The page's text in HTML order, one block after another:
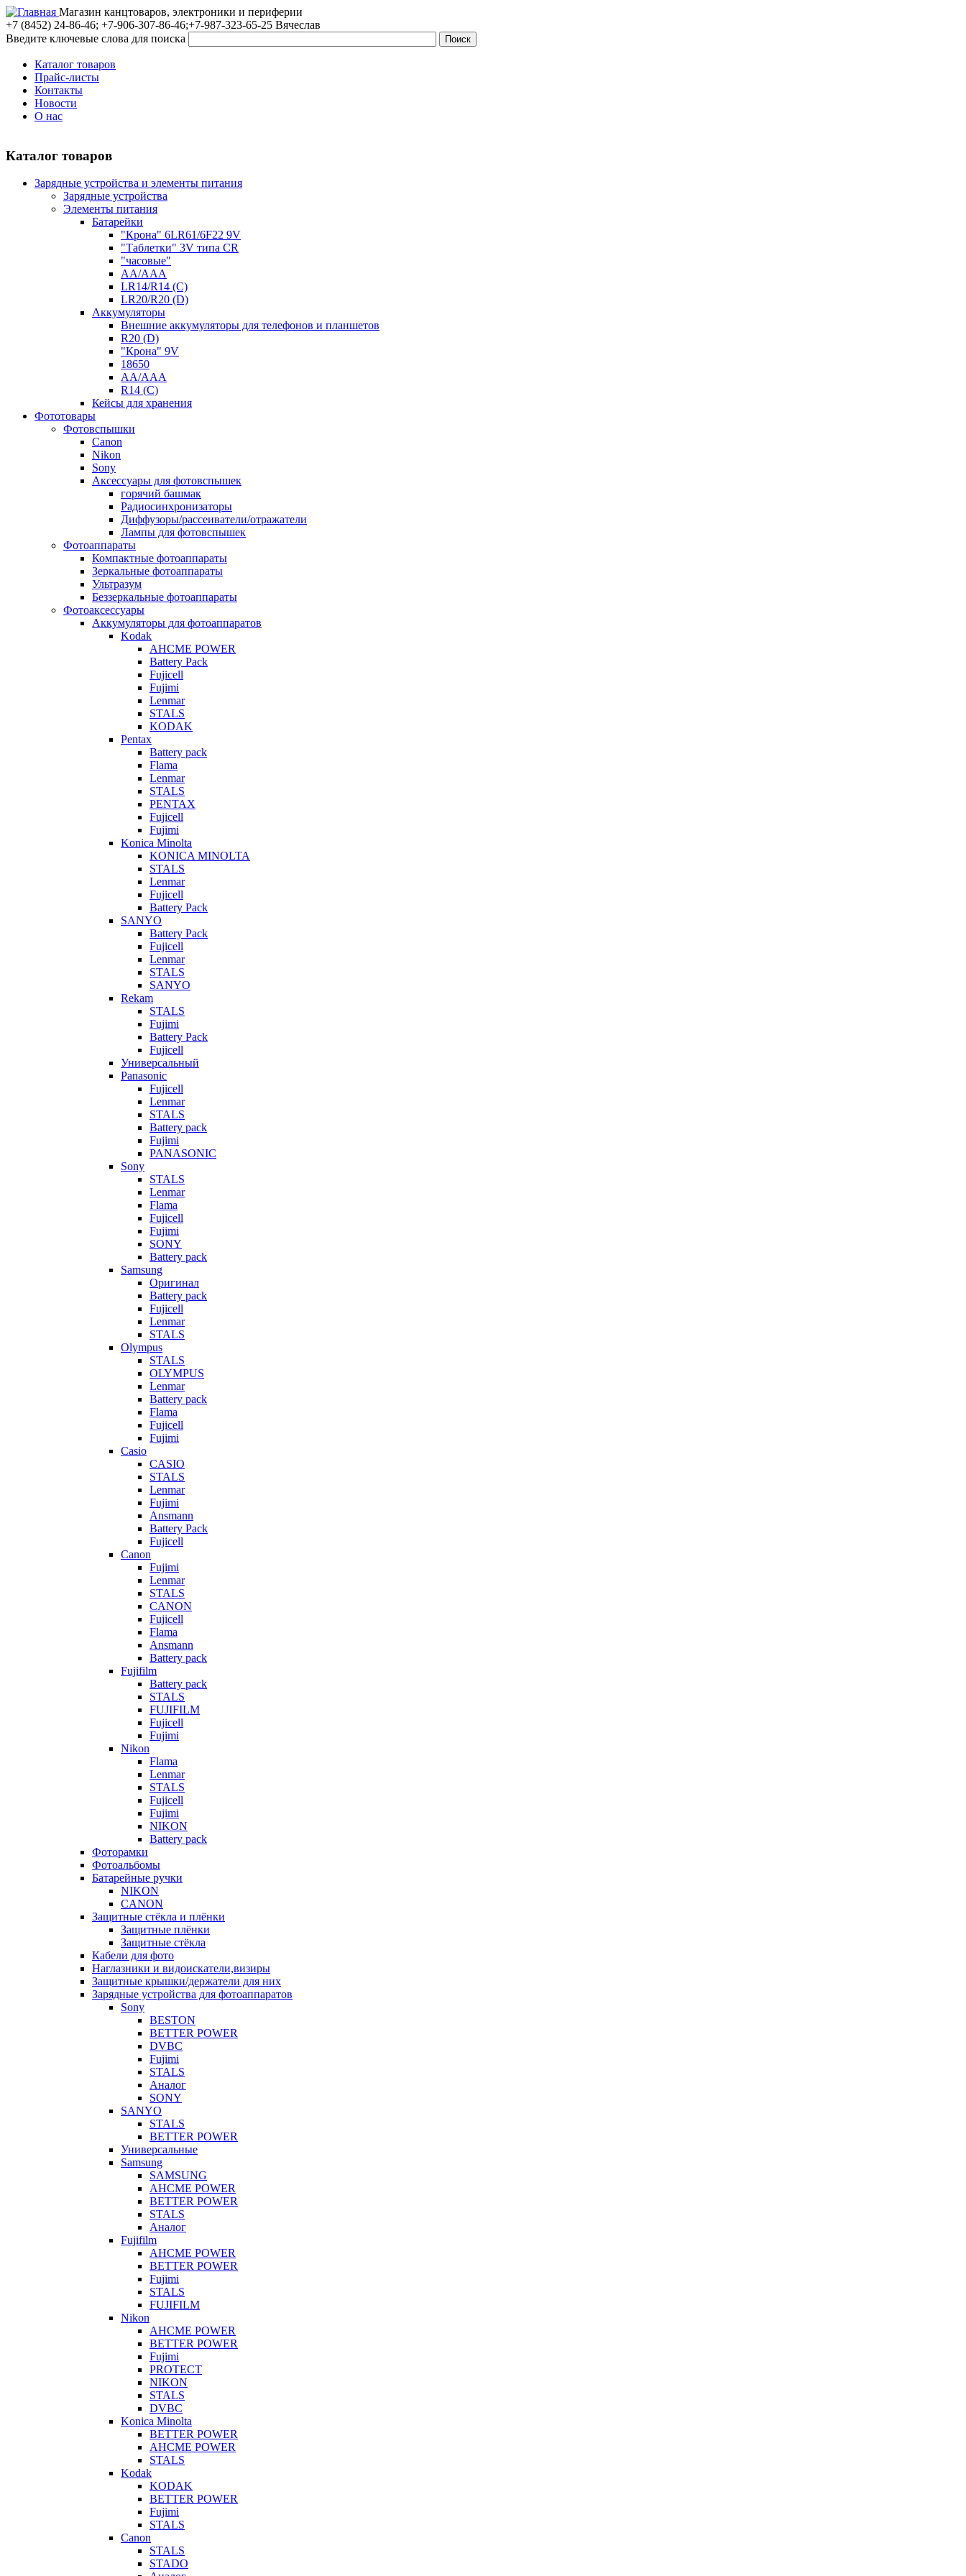
Магазин канцтоваров, электроники и периферии
+7 (8452) 24-86-46; +7-906-307-86-46;+7-987-323-65-25 Вячеслав
Введите ключевые слова для поиска
Каталог товаров
Прайс-листы
Контакты
Новости
О нас
Каталог товаров
Зарядные устройства и элементы питания
Зарядные устройства
Элементы питания
Батарейки
"Крона" 6LR61/6F22 9V
"Таблетки" 3V типа CR
"часовые"
AA/AAA
LR14/R14 (C)
LR20/R20 (D)
Аккумуляторы
Внешние аккумуляторы для телефонов и планшетов
R20 (D)
"Крона" 9V
18650
AA/AAA
R14 (C)
Кейсы для хранения
Фототовары
Фотовспышки
Canon
Nikon
Sony
Аксессуары для фотовспышек
горячий башмак
Радиосинхронизаторы
Диффузоры/рассеиватели/отражатели
Лампы для фотовспышек
Фотоаппараты
Компактные фотоаппараты
Зеркальные фотоаппараты
Ультразум
Беззеркальные фотоаппараты
Фотоаксессуары
Аккумуляторы для фотоаппаратов
Kodak
AHCME POWER
Battery Pack
Fujicell
Fujimi
Lenmar
STALS
KODAK
Pentax
Battery pack
Flama
Lenmar
STALS
PENTAX
Fujicell
Fujimi
Konica Minolta
KONICA MINOLTA
STALS
Lenmar
Fujicell
Battery Pack
SANYO
Battery Pack
Fujicell
Lenmar
STALS
SANYO
Rekam
STALS
Fujimi
Battery Pack
Fujicell
Универсальный
Panasonic
Fujicell
Lenmar
STALS
Battery pack
Fujimi
PANASONIC
Sony
STALS
Lenmar
Flama
Fujicell
Fujimi
SONY
Battery pack
Samsung
Оригинал
Battery pack
Fujicell
Lenmar
STALS
Olympus
STALS
OLYMPUS
Lenmar
Battery pack
Flama
Fujicell
Fujimi
Casio
CASIO
STALS
Lenmar
Fujimi
Ansmann
Battery Pack
Fujicell
Canon
Fujimi
Lenmar
STALS
CANON
Fujicell
Flama
Ansmann
Battery pack
Fujifilm
Battery pack
STALS
FUJIFILM
Fujicell
Fujimi
Nikon
Flama
Lenmar
STALS
Fujicell
Fujimi
NIKON
Battery pack
Фоторамки
Фотоальбомы
Батарейные ручки
NIKON
CANON
Защитные стёкла и плёнки
Защитные плёнки
Защитные стёкла
Кабели для фото
Наглазники и видоискатели,визиры
Защитные крышки/держатели для них
Зарядные устройства для фотоаппаратов
Sony
BESTON
BETTER POWER
DVBC
Fujimi
STALS
Аналог
SONY
SANYO
STALS
BETTER POWER
Универсальные
Samsung
SAMSUNG
AHCME POWER
BETTER POWER
STALS
Аналог
Fujifilm
AHCME POWER
BETTER POWER
Fujimi
STALS
FUJIFILM
Nikon
AHCME POWER
BETTER POWER
Fujimi
PROTECT
NIKON
STALS
DVBC
Konica Minolta
BETTER POWER
AHCME POWER
STALS
Kodak
KODAK
BETTER POWER
Fujimi
STALS
Canon
STALS
STADO